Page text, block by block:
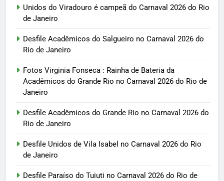
Unidos do Viradouro é campeã do Carnaval 2026 do Rio
de Janeiro
Desfile Acadêmicos do Salgueiro no Carnaval 2026 do
Rio de Janeiro
Fotos Virginia Fonseca : Rainha de Bateria da
Acadêmicos do Grande Rio no Carnaval 2026 do Rio de
Janeiro
Desfile Acadêmicos do Grande Rio no Carnaval 2026 do
Rio de Janeiro
Desfile Unidos de Vila Isabel no Carnaval 2026 do Rio
de Janeiro
Desfile Paraíso do Tuiuti no Carnaval 2026 do Rio de